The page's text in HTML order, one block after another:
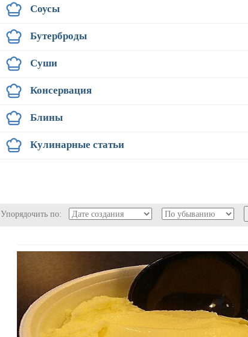
Соусы
Бутерброды
Суши
Консервация
Блины
Кулинарные статьи
Упорядочить по: